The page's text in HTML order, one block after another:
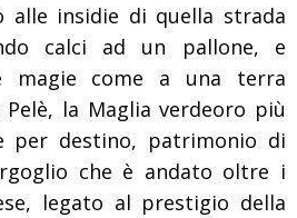
alle insidie di quella strada
calci ad un pallone, e
magie come a una terra
la Maglia verdeoro più
per destino, patrimonio di
che è andato oltre i
legato al prestigio della